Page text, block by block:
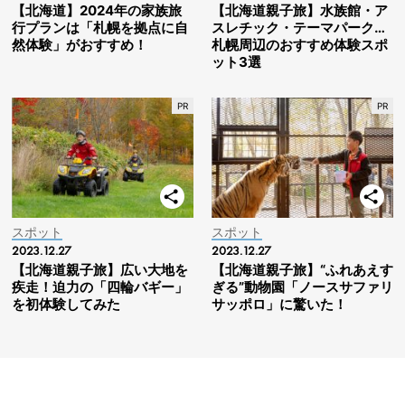
【北海道】2024年の家族旅
行プランは「札幌を拠点に自
然体験」がおすすめ！
【北海道親子旅】水族館・ア
スレチック・テーマパーク…
札幌周辺のおすすめ体験スポ
ット3選
スポット
2023.12.27
【北海道親子旅】広い大地を
疾走！迫力の「四輪バギー」
を初体験してみた
スポット
2023.12.27
【北海道親子旅】“ふれあえす
ぎる”動物園「ノースサファリ
サッポロ」に驚いた！